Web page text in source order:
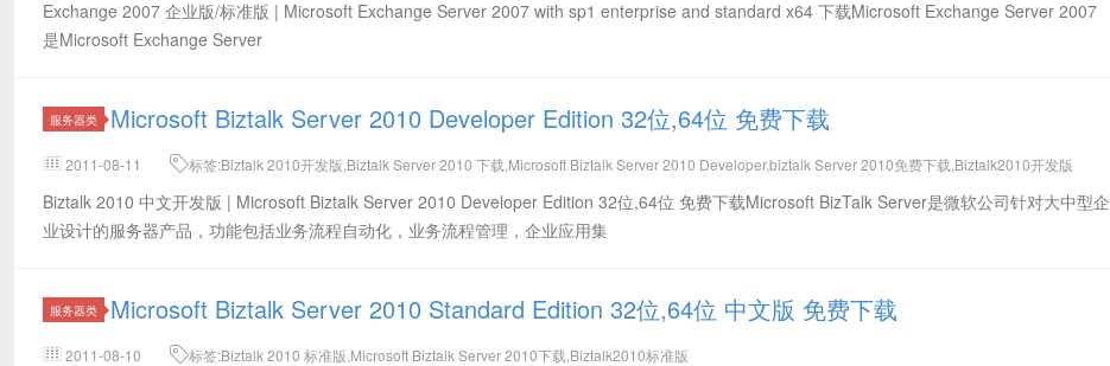
Exchange 2007 企业版/标准版 | Microsoft Exchange Server 2007 with sp1 enterprise and standard x64 下载Microsoft Exchange Server 2007
是Microsoft Exchange Server
服务器类 Microsoft Biztalk Server 2010 Developer Edition 32位,64位 免费下载
2011-08-11 标签:Biztalk 2010开发版,Biztalk Server 2010 下载,Microsoft Biztalk Server 2010 Developer,biztalk Server 2010免费下载,Biztalk2010开发版
Biztalk 2010 中文开发版 | Microsoft Biztalk Server 2010 Developer Edition 32位,64位 免费下载Microsoft BizTalk Server是微软公司针对大中型企
业设计的服务器产品，功能包括业务流程自动化，业务流程管理，企业应用集
服务器类 Microsoft Biztalk Server 2010 Standard Edition 32位,64位 中文版 免费下载
2011-08-10 标签:Biztalk 2010 标准版,Microsoft Biztalk Server 2010下载,Biztalk2010标准版